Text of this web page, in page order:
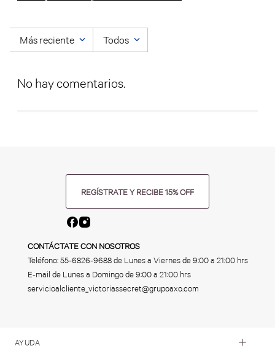
Más reciente Todos
No hay comentarios.
REGÍSTRATE Y RECIBE 15% OFF
CONTÁCTATE CON NOSOTROS
Teléfono:55-6826-9688de Lunes a Viernes de 9:00 a 21:00 hrs
E-mail de Lunes a Domingo de 9:00 a 21:00 hrs
servicioalcliente_victoriassecret@grupoaxo.com
AYUDA